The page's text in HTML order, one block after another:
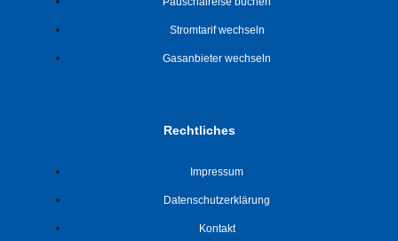
Stromtarif wechseln
Gasanbieter wechseln
Rechtliches
Impressum
Datenschutzerklärung
Kontakt